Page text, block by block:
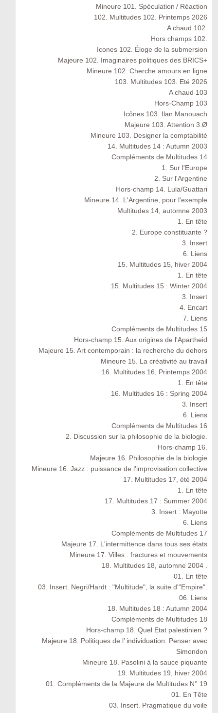
Mineure 101. Spéculation / Réaction
102. Multitudes 102. Printemps 2026
A chaud 102.
Hors champs 102.
Icones 102. Éloge de la submersion
Majeure 102. Imaginaires politiques des BRICS+
Mineure 102. Cherche amours en ligne
103. Multitudes 103. Eté 2026
A chaud 103
Hors-Champ 103
Icônes 103. Ilan Manouach
Majeure 103. Attention 3.Ø
Mineure 103. Designer la comptabilité
14. Multitudes 14 : Autumn 2003
Compléments de Multitudes 14
1. Sur l'Europe
2. Sur l'Argentine
Hors-champ 14. Lula/Guattari
Mineure 14. L'Argentine, pour l'exemple
Multitudes 14, automne 2003
1. En tête
2. Europe constituante ?
3. Insert
6. Liens
15. Multitudes 15, hiver 2004
1. En tête
15. Multitudes 15 : Winter 2004
3. Insert
4. Encart
7. Liens
Compléments de Multitudes 15
Hors-champ 15. Aux origines de l'Apartheid
Majeure 15. Art contemporain : la recherche du dehors
Mineure 15. La créativité au travail
16. Multitudes 16, Printemps 2004
1. En tête
16. Multitudes 16 : Spring 2004
3. Insert
6. Liens
Compléments de Multitudes 16
2. Discussion sur la philosophie de la biologie.
Hors-champ 16.
Majeure 16. Philosophie de la biologie
Mineure 16. Jazz : puissance de l’improvisation collective
17. Multitudes 17, été 2004
1. En tête
17. Multitudes 17 : Summer 2004
3. Insert : Mayotte
6. Liens
Compléments de Multitudes 17
Majeure 17. L'intermittence dans tous ses états
Mineure 17. Villes : fractures et mouvements
18. Multitudes 18, automne 2004 .
01. En tête
03. Insert. Negri/Hardt : "Multitude", la suite d'"Empire".
06. Liens
18. Multitudes 18 : Autumn 2004
Compléments de Multitudes 18
Hors-champ 18. Quel Etat palestinien ?
Majeure 18. Politiques de l’ individuation. Penser avec
Simondon
Mineure 18. Pasolini à la sauce piquante
19. Multitudes 19, hiver 2004
01. Compléments de la Majeure de Multitudes N° 19
01. En Tête
03. Insert. Pragmatique du voile